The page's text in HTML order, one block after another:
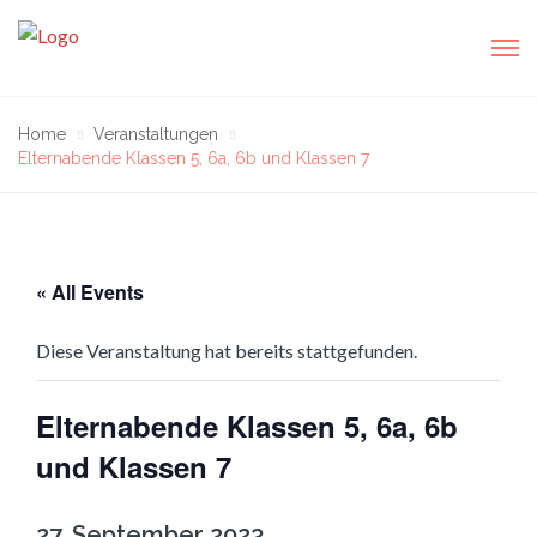
Home
Veranstaltungen
Elternabende Klassen 5, 6a, 6b und Klassen 7
« All Events
Diese Veranstaltung hat bereits stattgefunden.
Elternabende Klassen 5, 6a, 6b
und Klassen 7